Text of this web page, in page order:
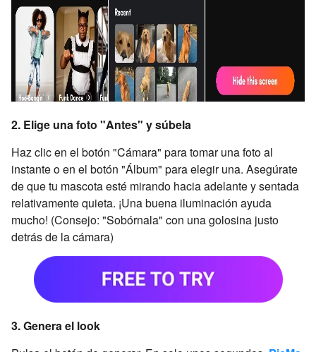
2. Elige una foto "Antes" y súbela
Haz clic en el botón "Cámara" para tomar una foto al
instante o en el botón "Álbum" para elegir una. Asegúrate
de que tu mascota esté mirando hacia adelante y sentada
relativamente quieta. ¡Una buena iluminación ayuda
mucho! (Consejo: "Sobórnala" con una golosina justo
detrás de la cámara)
3. Genera el look